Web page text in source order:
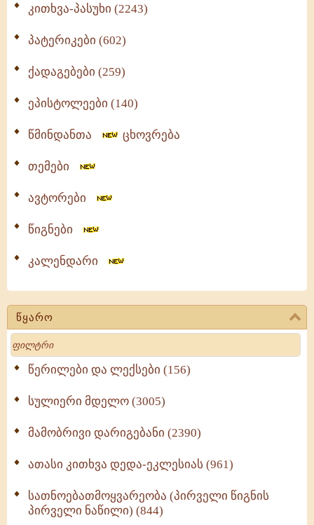
კითხვა-პასუხი (2243)
პატერიკები (602)
ქადაგებები (259)
ეპისტოლეები (140)
წმინდანთა ცხოვრება
თემები
ავტორები
წიგნები
კალენდარი
წყარო
Search
წერილები და ლექსები (156)
სულიერი მდელო (3005)
მამობრივი დარიგებანი (2390)
ათასი კითხვა დედა-ეკლესიას (961)
სათნოებათმოყვარეობა (პირველი წიგნის
პირველი ნაწილი) (844)